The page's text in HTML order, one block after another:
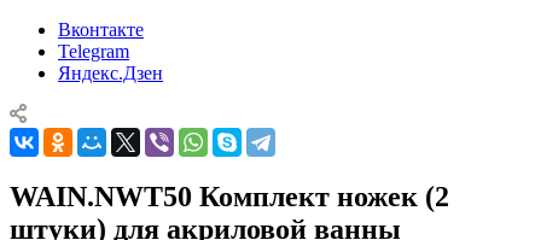
Вконтакте
Telegram
Яндекс.Дзен
WAIN.NWT50 Комплект ножек (2
штуки) для акриловой ванны